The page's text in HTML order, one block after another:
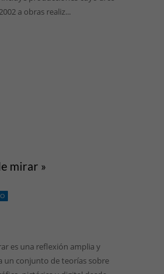
a obras realiz...
mirar »
es una reflexión amplia y
un conjunto de teorías sobre